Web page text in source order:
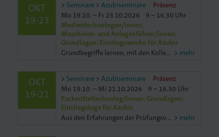
inOKT
19-23
Seminare Azubiseminare
Präsenz
Mo 19.10. – Fr 23.10.2026
9 – 16.30 Uhr
Medientechnologen/innen,
Maschinen- und Anlagenführer/innen:
Grundlagen: Einstiegswoche für Azubis
Grundbegriffe lernen, mit den Kollegen kommunizieren können, Zusammenhänge verstehen, Sicherheit für die Anwendung gewinnen – hier wirst du fit für deinen Einstieg in die Druckbranche als zukün
mehr
OKT
19-21
Seminare Azubiseminare
Präsenz
Mo 19.10. – Mi 21.10.2026
9 – 16.30 Uhr
Packmitteltechnolog/innen: Grundlagen:
Einstiegstage für Azubis
Aus den Erfahrungen der Prüfungsvorbereitungskurse der letzten Jahre erkennen wir regelmäßig einen sehr großen Bedarf an mathematischer Unterstützung in den verschiedensten Bereichen der Berufe ie
mehr